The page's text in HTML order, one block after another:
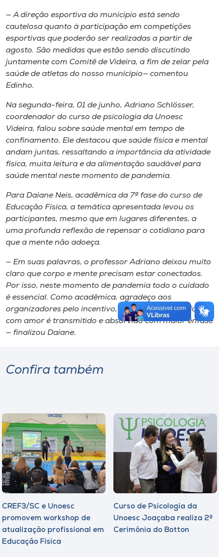
— A direção esportiva do município está sendo
cautelosa quanto à participação em competições
esportivas que poderão ser realizadas a partir de
agosto. São medidas que estão sendo discutindo
juntamente com Comitê de Videira, a fim de zelar pela
saúde de atletas do nosso município— comentou
Edinho.
Na segunda-feira, 01 de junho, Adriano Schlösser,
coordenador do curso de psicologia da Unoesc
Videira, falou sobre saúde mental em tempo de
confinamento. Ele destacou que saúde física e mental
andam juntas, ressaltando a importância da atividade
física, muita leitura e da alimentação saudável para
saúde mental neste momento de pandemia.
Para Daiane Neis, acadêmica da 7ª fase do curso de
Educação Física, a temática apresentada levou os
participantes, mesmo que em lugares diferentes, a
uma profunda reflexão de repensar o cotidiano para
que a mente não adoeça.
— Em suas palavras, o professor Adriano deixou muito
claro que corpo e mente precisam estar conectados.
Por isso, neste momento de pandemia todo o cuidado
é essencial. Como acadêmica, agradeço aos
organizadores pelo incentivo, pois aquilo que se faz
com amor é transmitido e absorvido com maior ênfase
— finalizou Daiane.
Confira também
CREF3/SC e Unoesc
promovem workshop de
atualização profissional em
Educação Física
Curso de Psicologia da
Unoesc Joaçaba realiza 2ª
Cerimônia do Botton